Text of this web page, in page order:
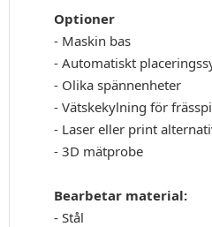
Optioner
- Maskin bas
- Automatiskt
- Olika spännenheter
- Vätskekylning för
- Laser eller print
- 3D mätprobe
Bearbetar material:
- Stål